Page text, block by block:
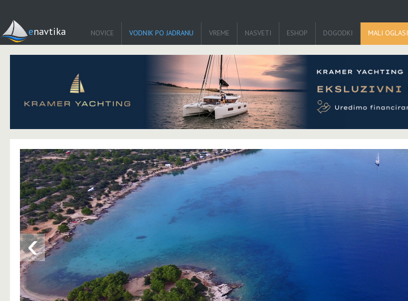
enavtika NOVICE VODNIK PO JADRANU VREME NASVETI ESHOP DOGODKI MALI OGLASI
‹